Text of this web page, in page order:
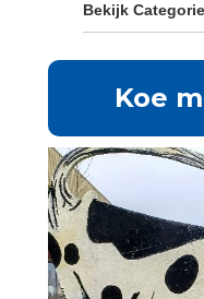
Bekijk
Koe